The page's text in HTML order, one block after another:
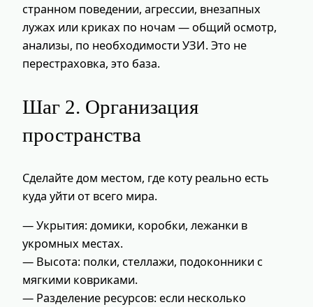
странном поведении, агрессии, внезапных
лужах или криках по ночам — общий осмотр,
анализы, по необходимости УЗИ. Это не
перестраховка, это база.
Шаг 2. Организация
пространства
Сделайте дом местом, где коту реально есть
куда уйти от всего мира.
— Укрытия: домики, коробки, лежанки в
укромных местах.
— Высота: полки, стеллажи, подоконники с
мягкими ковриками.
— Разделение ресурсов: если несколько